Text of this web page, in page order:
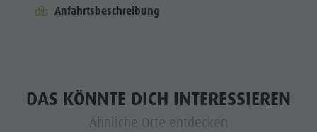
Anfahrtsbeschreibung
DAS KÖNNTE DICH INTERESSIEREN
Ähnliche Orte entdecken